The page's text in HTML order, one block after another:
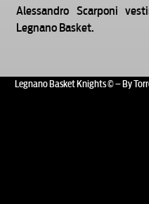
Alessandro Scarponi
Legnano Basket.
Legnano Basket Knights © – By